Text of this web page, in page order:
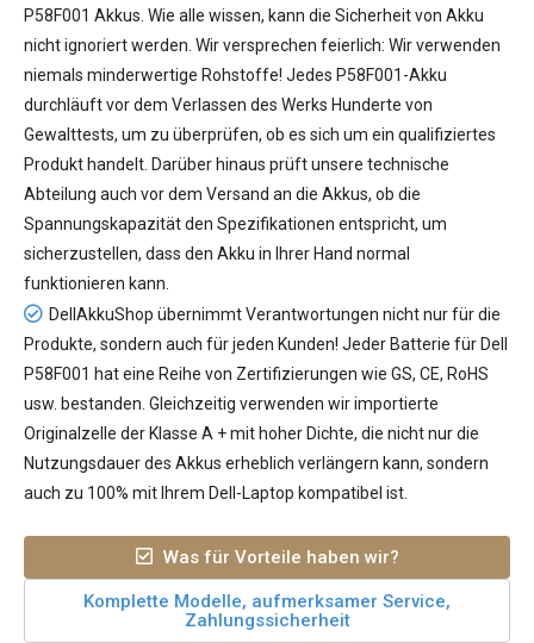
P58F001 Akkus . Wie alle wissen, kann die Sicherheit von Akku
nicht ignoriert werden. Wir versprechen feierlich: Wir verwenden
niemals minderwertige Rohstoffe! Jedes P58F001-Akku
durchläuft vor dem Verlassen des Werks Hunderte von
Gewalttests, um zu überprüfen, ob es sich um ein qualifiziertes
Produkt handelt. Darüber hinaus prüft unsere technische
Abteilung auch vor dem Versand an die Akkus, ob die
Spannungskapazität den Spezifikationen entspricht, um
sicherzustellen, dass den Akku in Ihrer Hand normal
funktionieren kann.
DellAkkuShop übernimmt Verantwortungen nicht nur für die
Produkte, sondern auch für jeden Kunden! Jeder Batterie für Dell
P58F001 hat eine Reihe von Zertifizierungen wie GS, CE, RoHS
usw. bestanden. Gleichzeitig verwenden wir importierte
Originalzelle der Klasse A + mit hoher Dichte, die nicht nur die
Nutzungsdauer des Akkus erheblich verlängern kann, sondern
auch zu 100% mit Ihrem Dell-Laptop kompatibel ist.
Was für Vorteile haben wir?
Komplette Modelle, aufmerksamer Service,
Zahlungssicherheit